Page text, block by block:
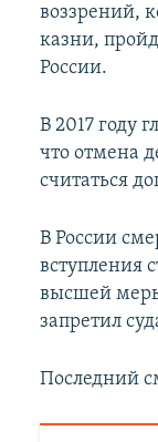
воззрений,
казни,
России.
В 2017 году
что отмена
считаться
В России
вступления
высшей
запретил
Последний